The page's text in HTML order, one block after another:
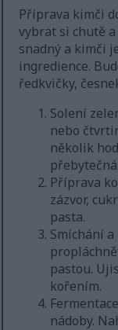
Příprava kimči
vybrat si chutě
snadný a kimči
ingredience.
ředkvičky,
Solení
nebo
několik
Příprava
zázvor,
pasta.
Smíchání
pastou.
kořením.
nádoby.